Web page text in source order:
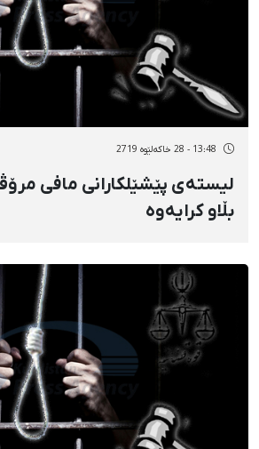
13:48 - 28 خاکەلێوه 2719
لیستەی پێشێلکارانی مافی
بڵاو کرایەوە